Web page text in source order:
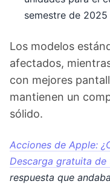
semestre de 2025
Los modelos
afectados,
con mejores
mantienen un
sólido.
Acciones de Apple:
Descarga gratuita
respuesta que